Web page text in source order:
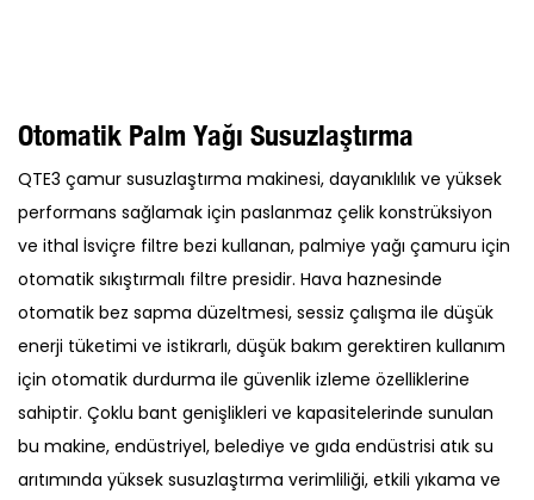
Otomatik Palm Yağı Susuzlaştırma
QTE3 çamur susuzlaştırma makinesi, dayanıklılık ve yüksek
performans sağlamak için paslanmaz çelik konstrüksiyon
ve ithal İsviçre filtre bezi kullanan, palmiye yağı çamuru için
otomatik sıkıştırmalı filtre presidir. Hava haznesinde
otomatik bez sapma düzeltmesi, sessiz çalışma ile düşük
enerji tüketimi ve istikrarlı, düşük bakım gerektiren kullanım
için otomatik durdurma ile güvenlik izleme özelliklerine
sahiptir. Çoklu bant genişlikleri ve kapasitelerinde sunulan
bu makine, endüstriyel, belediye ve gıda endüstrisi atık su
arıtımında yüksek susuzlaştırma verimliliği, etkili yıkama ve